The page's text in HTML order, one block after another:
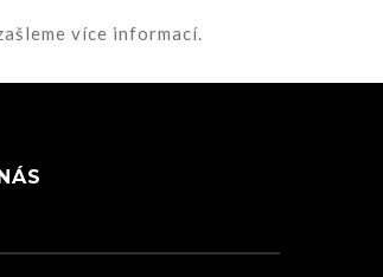
více informací.